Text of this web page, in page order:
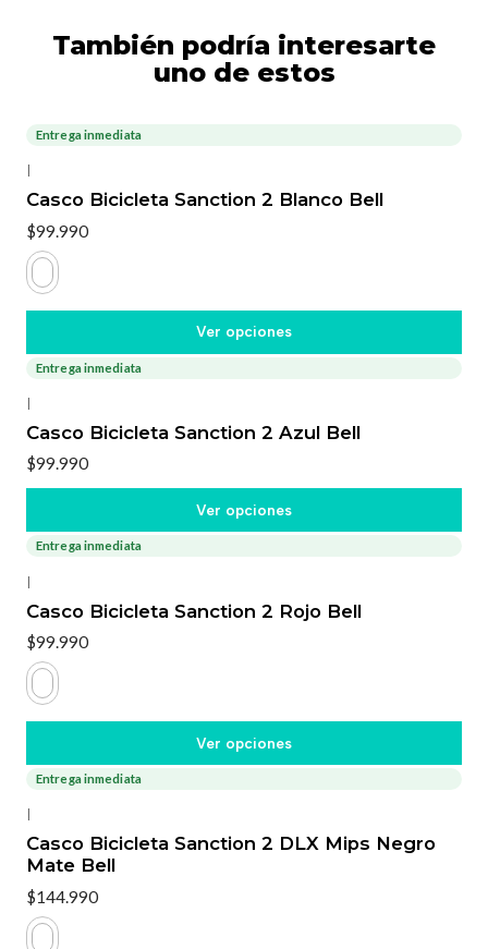
También podría interesarte
uno de estos
Entrega inmediata
|
Casco Bicicleta Sanction 2 Blanco Bell
$99.990
Ver opciones
Entrega inmediata
|
Casco Bicicleta Sanction 2 Azul Bell
$99.990
Ver opciones
Entrega inmediata
|
Casco Bicicleta Sanction 2 Rojo Bell
$99.990
Ver opciones
Entrega inmediata
|
Casco Bicicleta Sanction 2 DLX Mips Negro
Mate Bell
$144.990